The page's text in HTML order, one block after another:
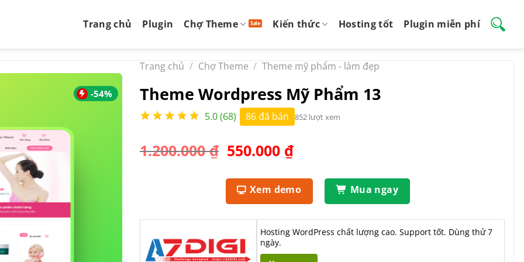
Trang chủ Plugin Chợ Theme Kiến thức Hosting tốt Plugin miễn phí
-54%
Trang chủ / Chợ Theme / Theme mỹ phẩm - làm đẹp
Theme Wordpress Mỹ Phẩm 13
5.0 (68) 86 đã bán 852 lượt xem
1.200.000₫ Giá
là:
1.200.000 ₫.
550.000 ₫Giá
tại
là:
550.000 ₫.
Xem demo Mua ngay
Hosting WordPress chất lượng cao. Support tốt. Dùng thử 7
ngày.